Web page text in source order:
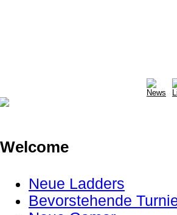
Welcome
Neue Ladders
Bevorstehende